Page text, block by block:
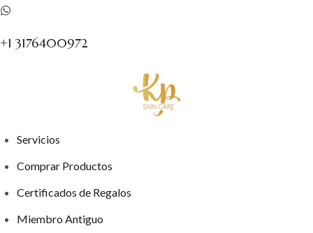
+1 3176400972
Servicios
Comprar Productos
Certificados de Regalos
Miembro Antiguo